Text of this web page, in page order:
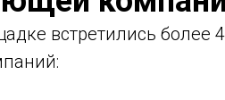
встретились более